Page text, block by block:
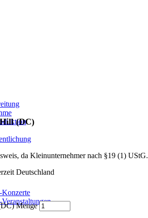
(DC)
da Kleinunternehmer nach §19 (1) UStG.
Deutschland
Menge